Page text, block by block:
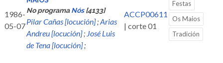
1986-
05-07
No programaNós[4133]
Pilar Cañas [locución];Arias
Andreu [locución]; José Luis
de Tena [locución];
ACCP00611
| corte 01
Festas
Os Maios
Tradición